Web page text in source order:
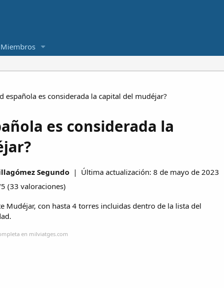
Miembros
española es considerada la capital del mudéjar?
es considerada la
Segundo | Última actualización: 8 de mayo de 2023
(33 valoraciones)
Mudéjar, con hasta 4 torres incluidas dentro de la lista del
en milviatges.com